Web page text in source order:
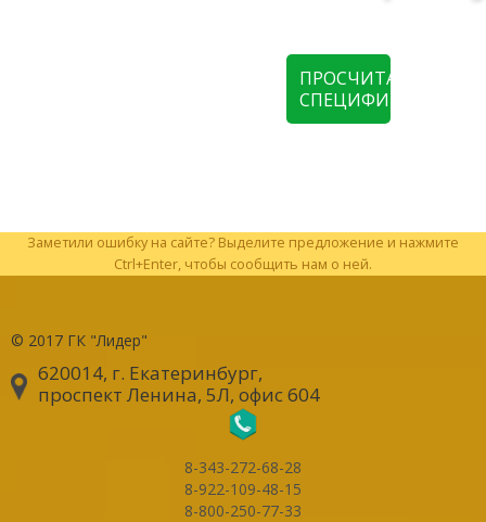
ПРОСЧИТАТЬ
СПЕЦИФИКАЦИЮ
Заметили ошибку на сайте? Выделите предложение и нажмите
Ctrl+Enter, чтобы сообщить нам о ней.
© 2017 ГК "Лидер"
620014, г. Екатеринбург,
проспект Ленина, 5Л, офис 604
8-343-272-68-28
8-922-109-48-15
8-800-250-77-33